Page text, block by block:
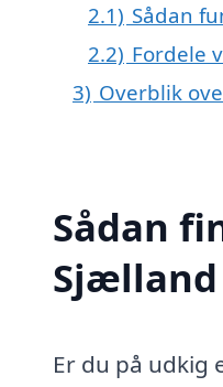
2.1) Sådan
2.2) Fordele
3) Overblik
Sådan
Sjælland
Er du på udkig